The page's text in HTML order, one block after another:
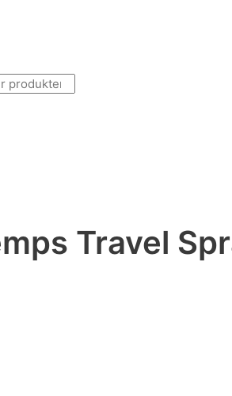
Travel